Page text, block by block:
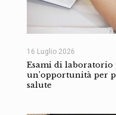
16 Luglio 2026
Esami di
un’opportunità per
salute